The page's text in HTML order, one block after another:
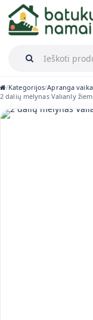
/Kategorijos/Apranga
2 dalių mėlynas Valianly